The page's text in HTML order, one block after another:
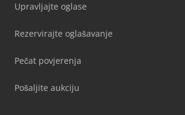
Upravljajte oglase
Rezervirajte oglašavanje
Pečat povjerenja
Pošaljite aukciju